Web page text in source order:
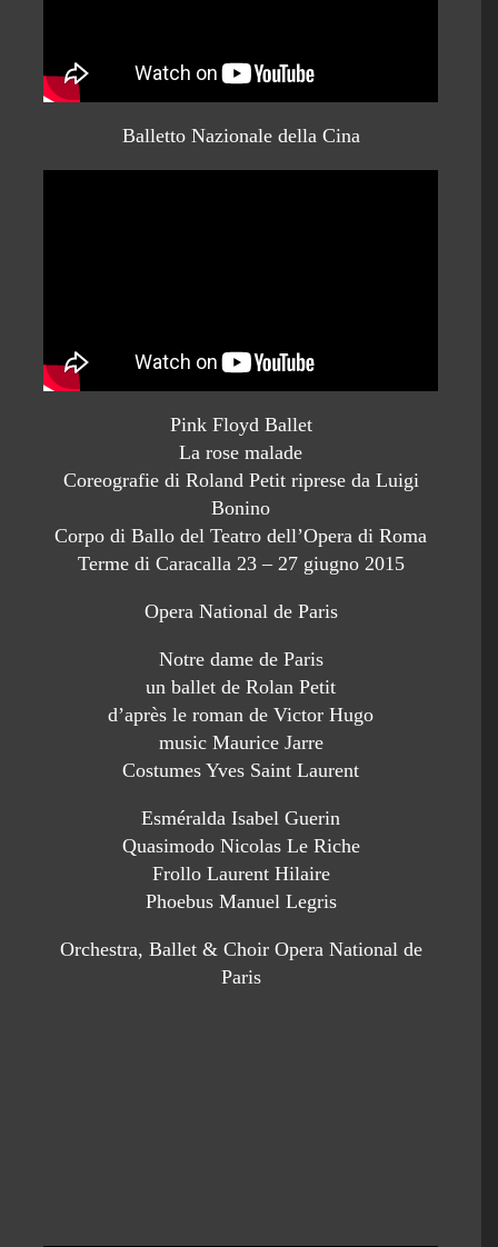
Balletto Nazionale della Cina
Pink Floyd Ballet
La rose malade
Coreografie di Roland Petit riprese da Luigi
Bonino
Corpo di Ballo del Teatro dell’Opera di Roma
Terme di Caracalla 23 – 27 giugno 2015
Opera National de Paris
Notre dame de Paris
un ballet de Rolan Petit
d’après le roman de Victor Hugo
music Maurice Jarre
Costumes Yves Saint Laurent
Esméralda Isabel Guerin
Quasimodo Nicolas Le Riche
Frollo Laurent Hilaire
Phoebus Manuel Legris
Orchestra, Ballet & Choir Opera National de
Paris